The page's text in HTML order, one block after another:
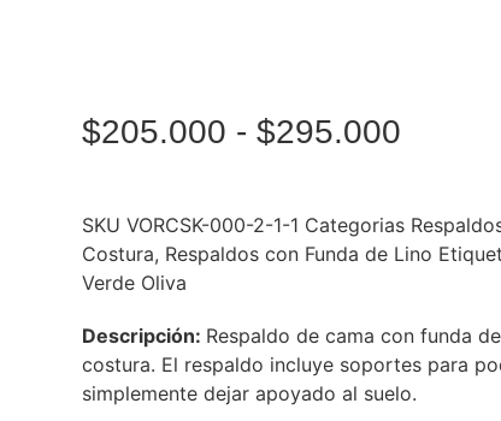
$205.000 - $295.000
SKU VORCSK-000-2-1-1 Categorias
Costura, Respaldos con Funda de Lino
Verde Oliva
Descripción: Respaldo de cama con funda
costura. El respaldo incluye soportes para
simplemente dejar apoyado al suelo.